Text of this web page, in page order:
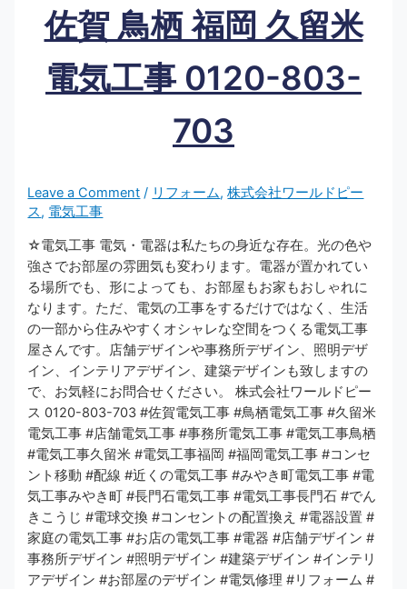
佐賀 鳥栖 福岡 久留米
電気工事 0120-803-
703
Leave a Comment / リフォーム,株式会社ワールドピー
ス, 電気工事
☆電気工事 電気・電器は私たちの身近な存在。光の色や
強さでお部屋の雰囲気も変わります。電器が置かれてい
る場所でも、形によっても、お部屋もお家もおしゃれに
なります。ただ、電気の工事をするだけではなく、生活
の一部から住みやすくオシャレな空間をつくる電気工事
屋さんです。店舗デザインや事務所デザイン、照明デザ
イン、インテリアデザイン、建築デザインも致しますの
で、お気軽にお問合せください。 株式会社ワールドピー
ス 0120-803-703 #佐賀電気工事 #鳥栖電気工事 #久留米
電気工事 #店舗電気工事 #事務所電気工事 #電気工事鳥栖
#電気工事久留米 #電気工事福岡 #福岡電気工事 #コンセ
ント移動 #配線 #近くの電気工事 #みやき町電気工事 #電
気工事みやき町 #長門石電気工事 #電気工事長門石 #でん
きこうじ #電球交換 #コンセントの配置換え #電器設置 #
家庭の電気工事 #お店の電気工事 #電器 #店舗デザイン #
事務所デザイン #照明デザイン #建築デザイン #インテリ
アデザイン #お部屋のデザイン #電気修理 #リフォーム #